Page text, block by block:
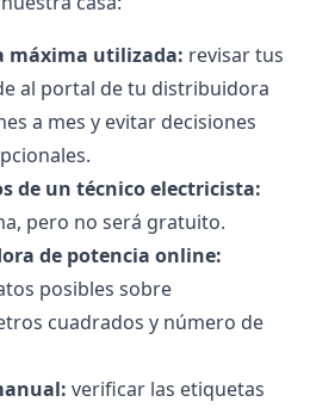
máxima utilizada: revisar tus
al portal de tu distribuidora
a mes y evitar decisiones
de un técnico electricista:
pero no será gratuito.
de potencia online:
posibles sobre
cuadrados y número de
verificar las etiquetas